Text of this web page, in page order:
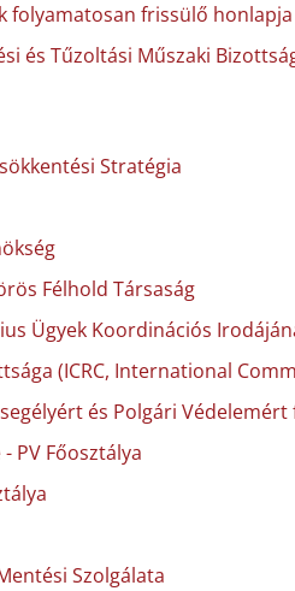
folyamatosan frissülő honlapja
és Tűzoltási Műszaki
Stratégia
Félhold Társaság
Ügyek Koordinációs
(ICRC, International
és Polgári
PV Főosztálya
Szolgálata